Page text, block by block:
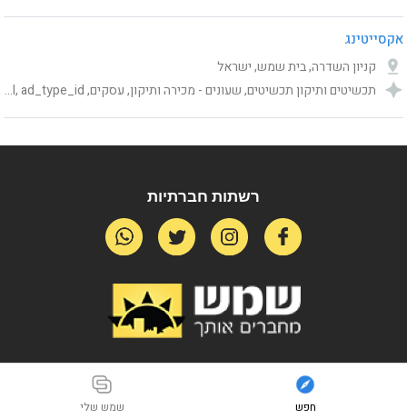
אקסייטינג
קניון השדרה, בית שמש, ישראל
תכשיטים ותיקון תכשיטים, שעונים - מכירה ותיקון, עסקים, Category, publishing_status, shemesh_location_address, Online ordering url, ad_type_id
רשתות חברתיות
חפש שמש שלי